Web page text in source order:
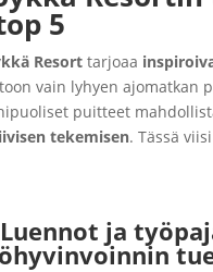
5
Resorttarjoaa
vain lyhyen ajomatkan
puitteet
tekemisen. Tässä
Luennot ja